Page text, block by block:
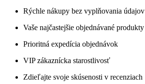
Rýchle nákupy bez vyplňovania údajov
Vaše najčastejšie objednávané produkty
Prioritná expedícia objednávok
VIP zákaznícka starostlivosť
Zdieľajte svoje skúsenosti v recenziach